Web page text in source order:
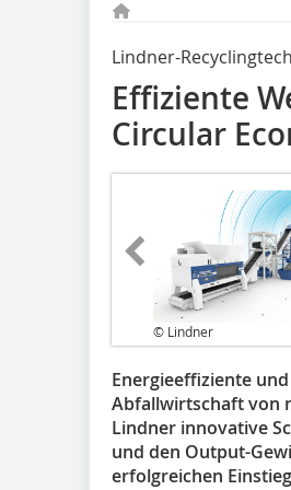
Lindner-
Effiziente
Circular
© Lindner
Energieeffiziente
Abfallwirtschaft von
Lindner innovative
und den Output-
erfolgreichen